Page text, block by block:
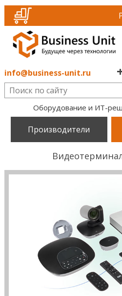
info@business-unit.ru
Оборудование и ИТ-
Производители